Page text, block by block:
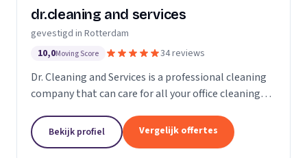
dr.cleaning and services
gevestigd in Rotterdam
10,0Moving Score 34 reviews
Dr. Cleaning and Services is a professional cleaning
company that can care for all your office cleaning
general cleaning to deep cleaning, so you can...
Bekijk profiel Vergelijk offertes